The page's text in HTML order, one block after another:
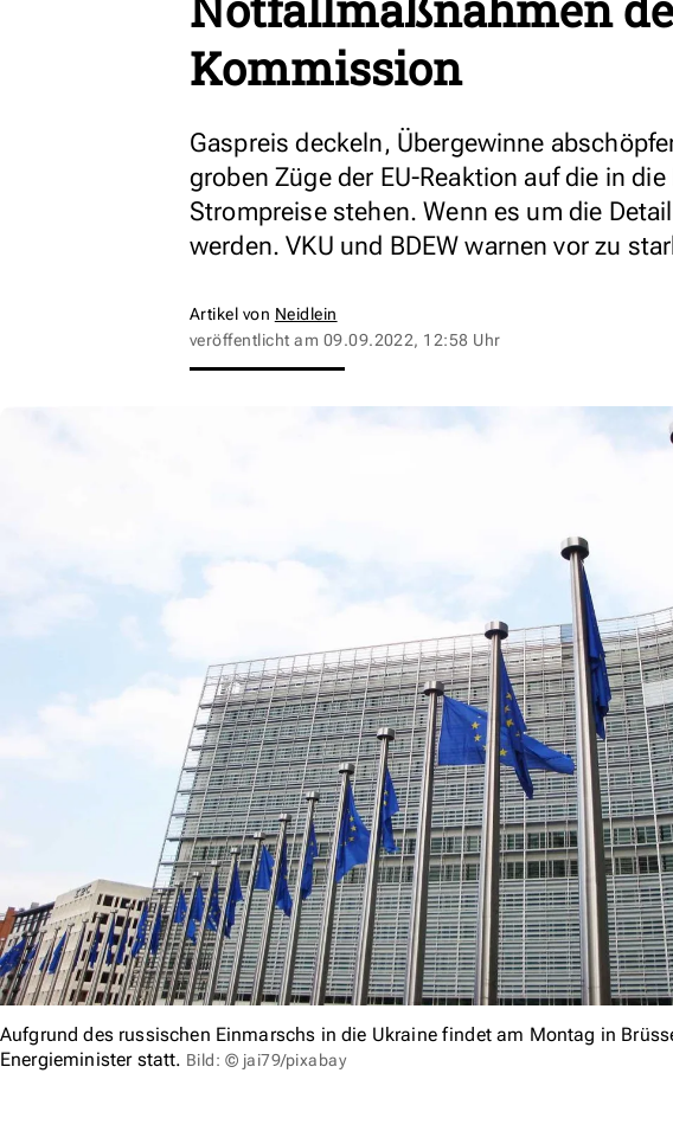
Kommission
Gaspreis deckeln, Übergewinne
groben Züge der EU-Reaktion auf die in
Strompreise stehen. Wenn es um die
werden. VKU und BDEW warnen vor zu
Artikel von Neidlein
veröffentlicht am 09.09.2022, 12:58 Uhr
Aufgrund des russischen Einmarschs in die Ukraine findet am Montag in
Energieminister statt. Bild: © jai79/pixabay